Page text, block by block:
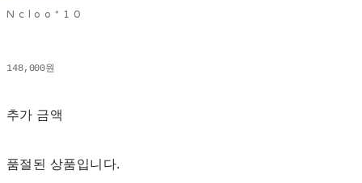
Ncloo*10
148,000원
추가 금액
품절된 상품입니다.